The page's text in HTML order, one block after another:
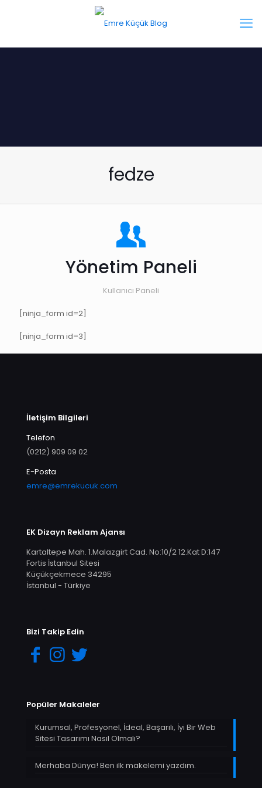
fedze
Yönetim Paneli
Kullanıcı Paneli
[ninja_form id=2]
[ninja_form id=3]
İletişim Bilgileri
Telefon
(0212) 909 09 02
E-Posta
emre@emrekucuk.com
EK Dizayn Reklam Ajansı
Kartaltepe Mah. 1.Malazgirt Cad. No:10/2 12.Kat D:147
Fortis İstanbul Sitesi
Küçükçekmece 34295
İstanbul - Türkiye
Bizi Takip Edin
Popüler Makaleler
Kurumsal, Profesyonel, İdeal, Başarılı, İyi Bir Web
Sitesi Tasarımı Nasıl Olmalı?
Merhaba Dünya! Ben ilk makelemi yazdım.